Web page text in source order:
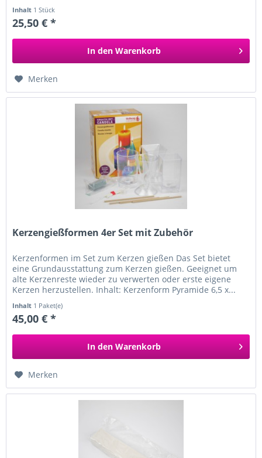
Inhalt 1 Stück
25,50 € *
In den Warenkorb
Merken
Kerzengießformen 4er Set mit Zubehör
Kerzenformen im Set zum Kerzen gießen Das Set bietet
eine Grundausstattung zum Kerzen gießen. Geeignet um
alte Kerzenreste wieder zu verwerten oder erste eigene
Kerzen herzustellen. Inhalt: Kerzenform Pyramide 6,5 x...
Inhalt 1 Paket(e)
45,00 € *
In den Warenkorb
Merken